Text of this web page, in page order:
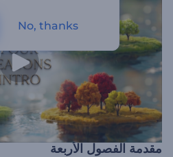
مقدمة الفصول الأربعة
No, thanks